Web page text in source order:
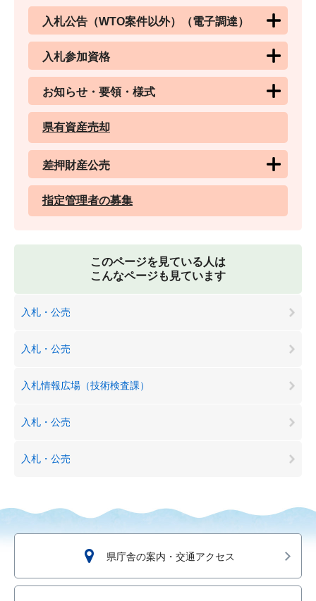
入札公告（WTO案件以外）（電子調達）
入札参加資格
お知らせ・要領・様式
県有資産売却
差押財産公売
指定管理者の募集
このページを見ている人は
こんなページも見ています
入札・公売
入札・公売
入札情報広場（技術検査課）
入札・公売
入札・公売
県庁舎の案内・交通アクセス